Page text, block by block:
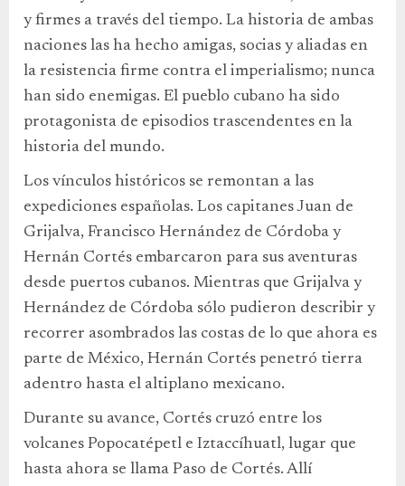
y firmes a través del tiempo. La historia de ambas
naciones las ha hecho amigas, socias y aliadas en
la resistencia firme contra el imperialismo; nunca
han sido enemigas. El pueblo cubano ha sido
protagonista de episodios trascendentes en la
historia del mundo.
Los vínculos históricos se remontan a las
expediciones españolas. Los capitanes Juan de
Grijalva, Francisco Hernández de Córdoba y
Hernán Cortés embarcaron para sus aventuras
desde puertos cubanos. Mientras que Grijalva y
Hernández de Córdoba sólo pudieron describir y
recorrer asombrados las costas de lo que ahora es
parte de México, Hernán Cortés penetró tierra
adentro hasta el altiplano mexicano.
Durante su avance, Cortés cruzó entre los
volcanes Popocatépetl e Iztaccíhuatl, lugar que
hasta ahora se llama Paso de Cortés. Allí